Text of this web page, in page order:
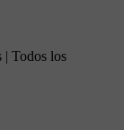
Todos los